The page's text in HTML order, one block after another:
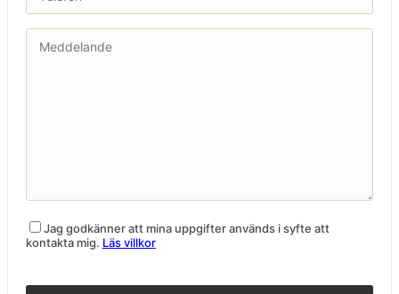
Jag godkänner att mina uppgifter används i syfte att
kontakta mig. Läs villkor